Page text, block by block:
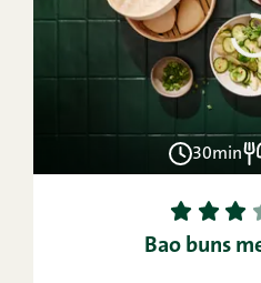
30min
1 2 3
Bao buns